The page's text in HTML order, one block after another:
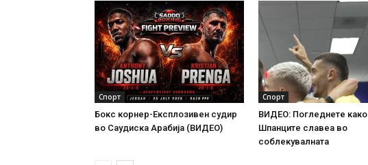
Спорт
Бокс корнер-Експлозивен судир
во Саудиска Арабија (ВИДЕО)
Спорт
ВИДЕО: Погледнете како
Шпанците славеа во
соблекувалната